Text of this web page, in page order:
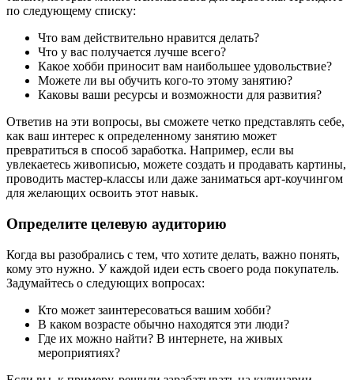
по следующему списку:
Что вам действительно нравится делать?
Что у вас получается лучше всего?
Какое хобби приносит вам наибольшее удовольствие?
Можете ли вы обучить кого-то этому занятию?
Каковы ваши ресурсы и возможности для развития?
Ответив на эти вопросы, вы сможете четко представлять себе,
как ваш интерес к определенному занятию может
превратиться в способ заработка. Например, если вы
увлекаетесь живописью, можете создать и продавать картины,
проводить мастер-классы или даже заниматься арт-коучингом
для желающих освоить этот навык.
Определите целевую аудиторию
Когда вы разобрались с тем, что хотите делать, важно понять,
кому это нужно. У каждой идеи есть своего рода покупатель.
Задумайтесь о следующих вопросах:
Кто может заинтересоваться вашим хобби?
В каком возрасте обычно находятся эти люди?
Где их можно найти? В интернете, на живых
мероприятиях?